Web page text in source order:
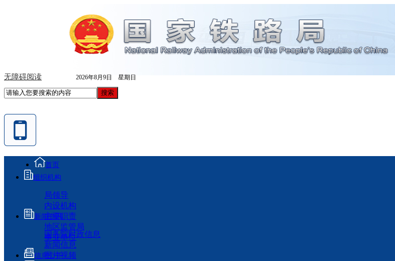
无障碍阅读 2026年8月9日 星期日
首页
组织机构
局领导
内设机构
主要职责
地区监管局
事业单位
新闻资讯
国务院时政信息
新闻信息
图片视频
信息公开